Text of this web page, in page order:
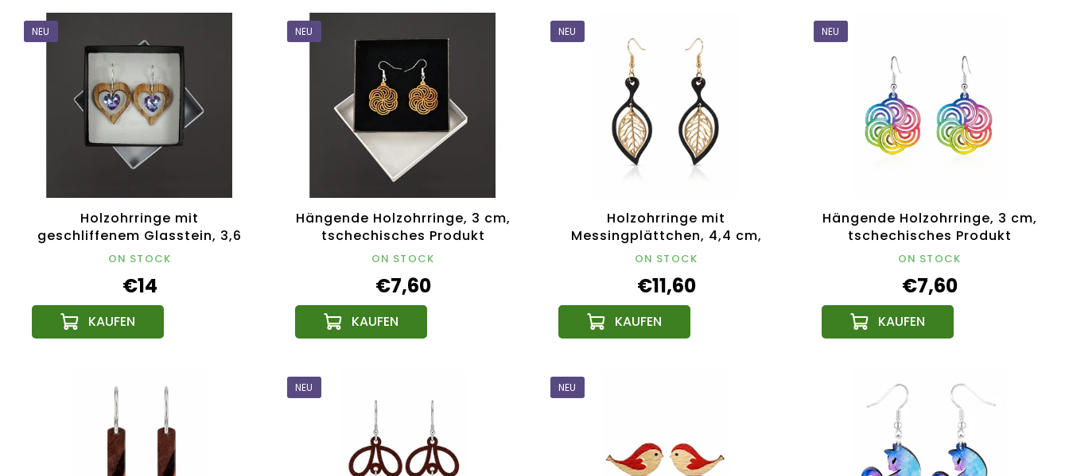
NEU
Holzohrringe mit
geschliffenem Glasstein, 3,6
cm, tschechisches Produkt
ON STOCK
€14
NEU
Hängende Holzohrringe, 3 cm,
tschechisches Produkt
ON STOCK
€7,60
NEU
Holzohrringe mit
Messingplättchen, 4,4 cm,
tschechisches Produkt
ON STOCK
€11,60
NEU
Hängende Holzohrringe, 3 cm,
tschechisches Produkt
ON STOCK
€7,60
NEU NEU